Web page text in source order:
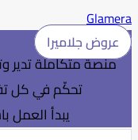
Glamera
عروض جلاميرا
منصة متكاملة تدير
تحكّم في كل
يبدأ العمل